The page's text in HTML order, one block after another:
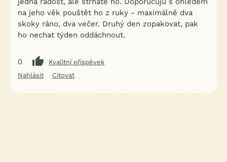
na jeho věk pouštět ho z ruky - maximálně dva
skoky ráno, dva večer. Druhý den zopakovat, pak
ho nechat týden oddáchnout.
0
Kvalitní příspěvek
Nahlásit
Citovat